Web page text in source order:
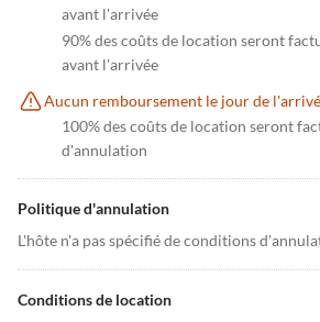
avant l'arrivée
90% des coûts de location seront
avant l'arrivée
Aucun remboursement le jour de
100% des coûts de location seront
d'annulation
Politique d'annulation
L'hôte n'a pas spécifié de conditions
Conditions de location